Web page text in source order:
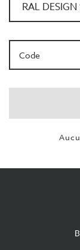
RAL
DA4
no.